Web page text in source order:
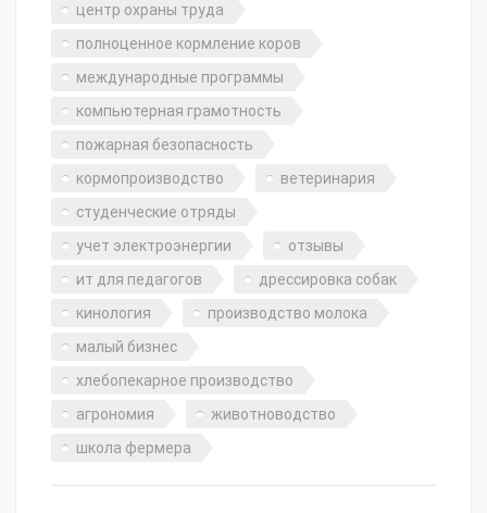
центр охраны труда
полноценное кормление коров
международные программы
компьютерная грамотность
пожарная безопасность
кормопроизводство
ветеринария
студенческие отряды
учет электроэнергии
отзывы
ит для педагогов
дрессировка собак
кинология
производство молока
малый бизнес
хлебопекарное производство
агрономия
животноводство
школа фермера